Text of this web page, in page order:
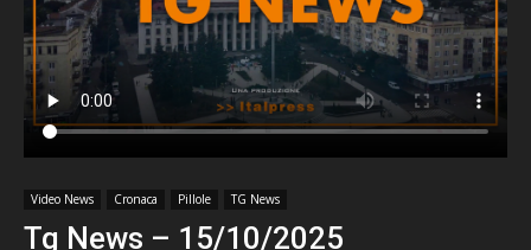
Video News Cronaca Pillole TG News
Tg News – 15/10/2025